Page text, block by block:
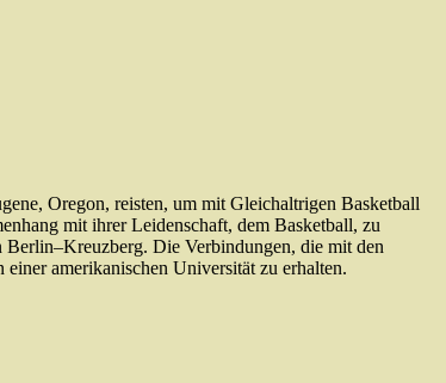
Oregon, reisten, um mit Gleichaltrigen Basketball
mit ihrer Leidenschaft, dem Basketball, zu
Berlin–Kreuzberg. Die Verbindungen, die mit den
amerikanischen Universität zu erhalten.